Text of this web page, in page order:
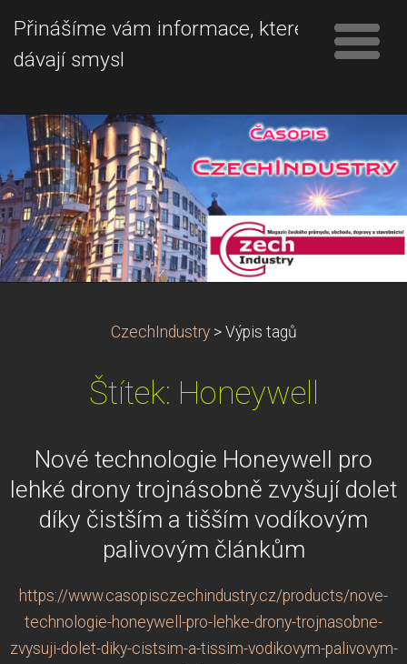
Přinášíme vám informace, které
dávají smysl
CzechIndustry > Výpis tagů
Štítek: Honeywell
Nové technologie Honeywell pro
lehké drony trojnásobně zvyšují dolet
díky čistším a tišším vodíkovým
palivovým článkům
https://www.casopisczechindustry.cz/products/nove-
technologie-honeywell-pro-lehke-drony-trojnasobne-
zvysuji-dolet-diky-cistsim-a-tissim-vodikovym-palivovym-